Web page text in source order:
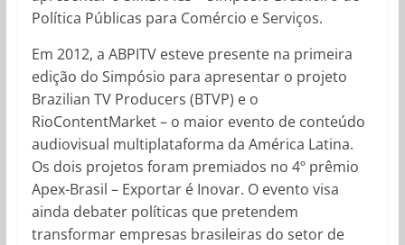
Política Públicas para Comércio e Serviços.
Em 2012, a ABPITV esteve presente na primeira
edição do Simpósio para apresentar o projeto
Brazilian TV Producers (BTVP) e o
RioContentMarket – o maior evento de conteúdo
audiovisual multiplataforma da América Latina.
Os dois projetos foram premiados no 4º prêmio
Apex-Brasil – Exportar é Inovar. O evento visa
ainda debater políticas que pretendem
transformar empresas brasileiras do setor de